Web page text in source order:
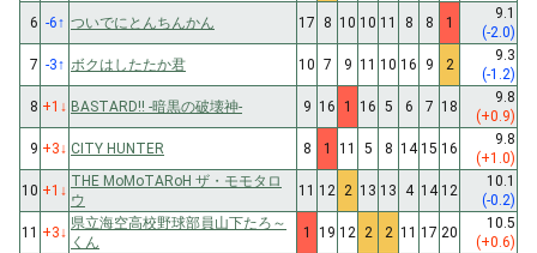
6 -6↑ ついでにとんちんかん 17 8 10 10 11 8 8 1
9.1
(-2.0)
7 -3↑ ボクはしたたか君 10 7 9 11 10 16 9 2
9.3
(-1.2)
8 +1 ↓ BASTARD!! -暗黒の破壊神- 9 16 1 16 5 6 7 18
9.8
(+0.9)
9 +3↓ CITY HUNTER 8 1 11 5 8 14 15 16
9.8
(+1.0)
10 +1 ↓
THE MoMoTARoH ザ・モモタロ
ウ
11 12 2 13 13 4 14 12
10.1
(-0.2)
11 +3↓
県立海空高校野球部員山下たろ～
くん
1 19 12 2 2 11 17 20
10.5
(+0.6)